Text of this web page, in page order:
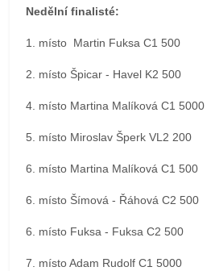
Nedělní finalisté:
1. místo Martin Fuksa C1 500
2. místo Špicar - Havel K2 500
4. místo Martina Malíková C1 5000
5. místo Miroslav Šperk VL2 200
6. místo Martina Malíková C1 500
6. místo Šímová - Řáhová C2 500
6. místo Fuksa - Fuksa C2 500
7. místo Adam Rudolf C1 5000